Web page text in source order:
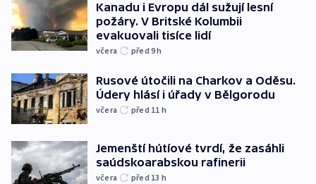
Kanadu i Evropu dál sužují lesní
požáry. V Britské Kolumbii
evakuovali tisíce lidí
včera před 9h
Rusové útočili na Charkov a Oděsu.
Údery hlásí i úřady v Bělgorodu
včera před 11 h
Jemenští hútíové tvrdí, že zasáhli
saúdskoarabskou rafinerii
včera před 13 h